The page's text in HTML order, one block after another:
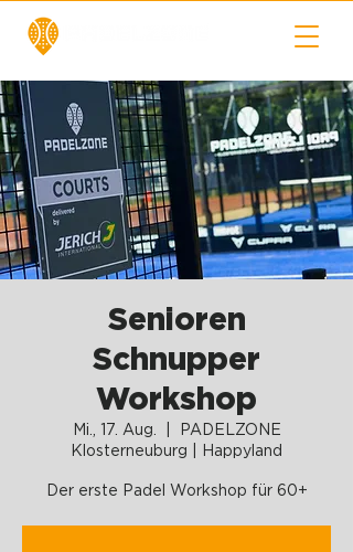
Senioren
Schnupper
Workshop
Mi., 17. Aug.
PADELZONE
Klosterneuburg | Happyland
Der erste Padel Workshop für 60+